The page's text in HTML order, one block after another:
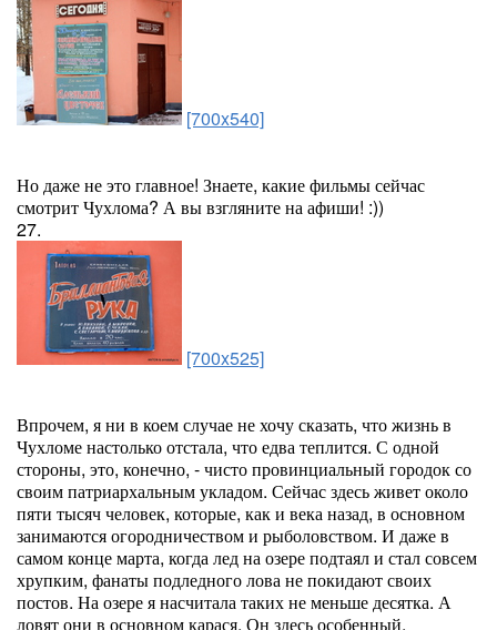
[700x540]
Но даже не это главное! Знаете, какие фильмы сейчас
смотрит Чухлома? А вы взгляните на афиши! :))
27.
[700x525]
Впрочем, я ни в коем случае не хочу сказать, что жизнь в
Чухломе настолько отстала, что едва теплится. С одной
стороны, это, конечно, - чисто провинциальный городок со
своим патриархальным укладом. Сейчас здесь живет около
пяти тысяч человек, которые, как и века назад, в основном
занимаются огородничеством и рыболовством. И даже в
самом конце марта, когда лед на озере подтаял и стал совсем
хрупким, фанаты подледного лова не покидают своих
постов. На озере я насчитала таких не меньше десятка. А
ловят они в основном карася. Он здесь особенный.